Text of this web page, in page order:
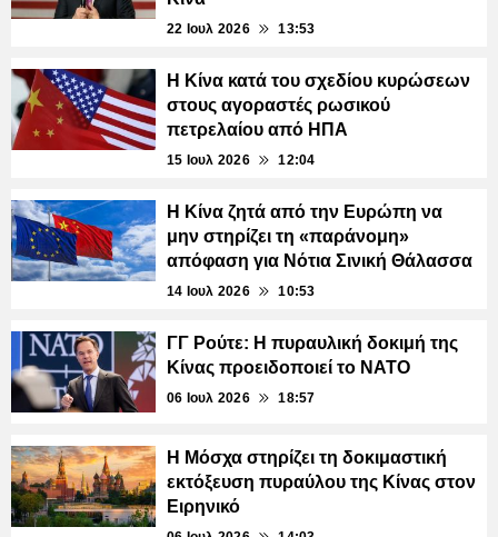
22 Ιουλ 2026 13:53
Η Κίνα κατά του σχεδίου κυρώσεων
στους αγοραστές ρωσικού
πετρελαίου από ΗΠΑ
15 Ιουλ 2026 12:04
Η Κίνα ζητά από την Ευρώπη να
μην στηρίζει τη «παράνομη»
απόφαση για Νότια Σινική Θάλασσα
14 Ιουλ 2026 10:53
ΓΓ Ρούτε: Η πυραυλική δοκιμή της
Κίνας προειδοποιεί το ΝΑΤΟ
06 Ιουλ 2026 18:57
Η Μόσχα στηρίζει τη δοκιμαστική
εκτόξευση πυραύλου της Κίνας στον
Ειρηνικό